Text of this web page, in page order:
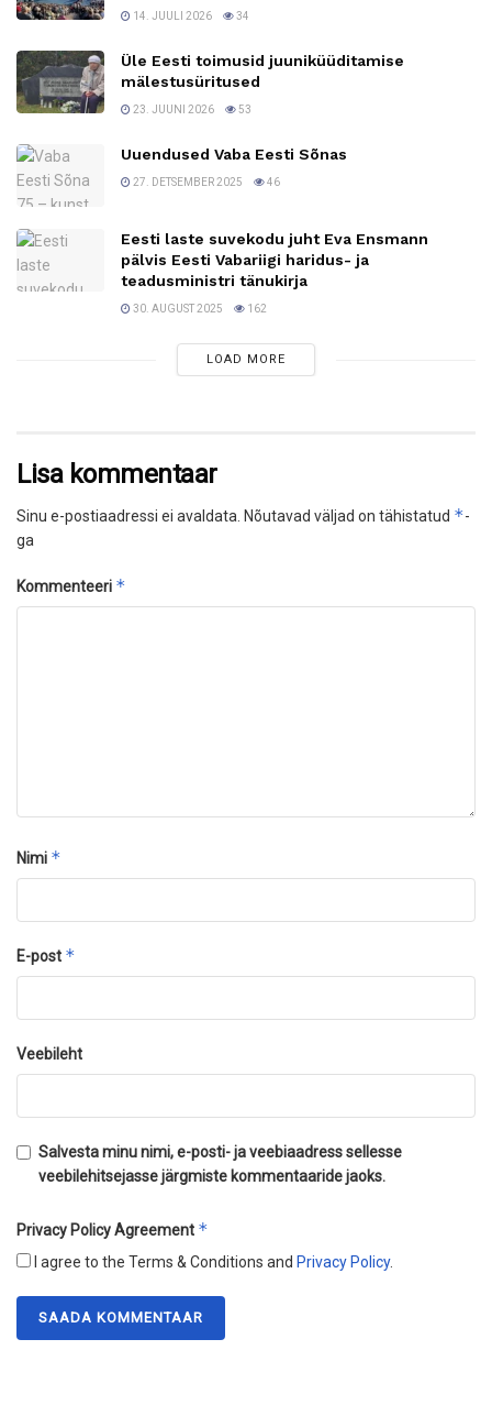
14. JUULI 2026 34
Üle Eesti toimusid juuniküüditamise
mälestusüritused
23. JUUNI 2026 53
Uuendused Vaba Eesti Sõnas
27. DETSEMBER 2025 46
Eesti laste suvekodu juht Eva Ensmann
pälvis Eesti Vabariigi haridus- ja
teadusministri tänukirja
30. AUGUST 2025 162
LOAD MORE
Lisa kommentaar
Sinu e-postiaadressi ei avaldata. Nõutavad väljad on tähistatud *-
ga
Kommenteeri *
Nimi *
E-post *
Veebileht
Salvesta minu nimi, e-posti- ja veebiaadress sellesse
veebilehitsejasse järgmiste kommentaaride jaoks.
Privacy Policy Agreement *
I agree to the Terms & Conditions and Privacy Policy.